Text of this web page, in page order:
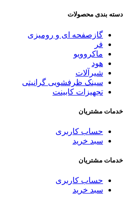
دسته بندی محصولات
گازصفحه ای و رومیزی
فر
ماکروویو
هود
شیرآلات
سینک ظرفشویی گرانیتی
تجهیزات کابینت
خدمات مشتریان
حساب کاربری
سبد خرید
خدمات مشتریان
حساب کاربری
سبد خرید